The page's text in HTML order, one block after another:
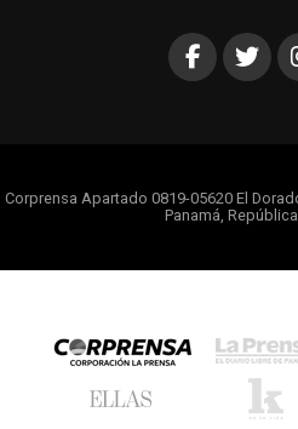
Corprensa Apartado 0819-05620 El
Panamá,